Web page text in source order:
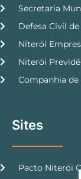
Secretaria
Defesa Civil
Niterói
Niterói
Companhia
Sites
Pacto Niterói